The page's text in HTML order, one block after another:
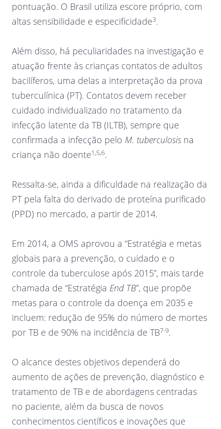
pontuação. O Brasil utiliza escore próprio, com
altas sensibilidade e especificidade3.
Além disso, há peculiaridades na investigação e
atuação frente às crianças contatos de adultos
bacilíferos, uma delas a interpretação da prova
tuberculínica (PT). Contatos devem receber
cuidado individualizado no tratamento da
infecção latente da TB (ILTB), sempre que
confirmada a infecção pelo M. tuberculosis na
criança não doente1,5,6.
Ressalta-se, ainda a dificuldade na realização da
PT pela falta do derivado de proteína purificado
(PPD) no mercado, a partir de 2014.
Em 2014, a OMS aprovou a “Estratégia e metas
globais para a prevenção, o cuidado e o
controle da tuberculose após 2015”, mais tarde
chamada de “Estratégia End TB”, que propõe
metas para o controle da doença em 2035 e
incluem: redução de 95% do número de mortes
por TB e de 90% na incidência de TB7-9.
O alcance destes objetivos dependerá do
aumento de ações de prevenção, diagnóstico e
tratamento de TB e de abordagens centradas
no paciente, além da busca de novos
conhecimentos científicos e inovações que